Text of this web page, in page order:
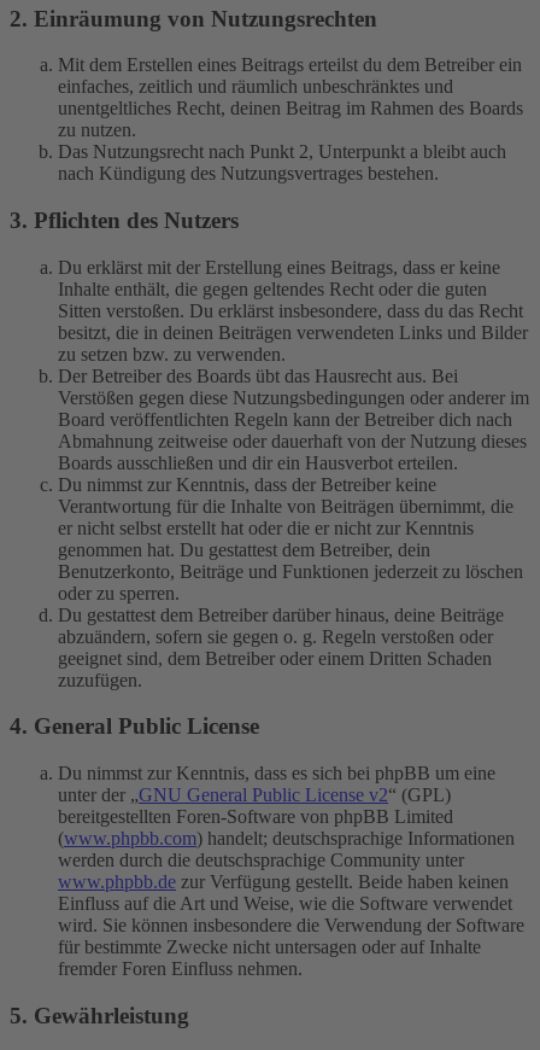
2. Einräumung von Nutzungsrechten
Mit dem Erstellen eines Beitrags erteilst du dem Betreiber ein
einfaches, zeitlich und räumlich unbeschränktes und
unentgeltliches Recht, deinen Beitrag im Rahmen des Boards
zu nutzen.
Das Nutzungsrecht nach Punkt 2, Unterpunkt a bleibt auch
nach Kündigung des Nutzungsvertrages bestehen.
3. Pflichten des Nutzers
Du erklärst mit der Erstellung eines Beitrags, dass er keine
Inhalte enthält, die gegen geltendes Recht oder die guten
Sitten verstoßen. Du erklärst insbesondere, dass du das Recht
besitzt, die in deinen Beiträgen verwendeten Links und Bilder
zu setzen bzw. zu verwenden.
Der Betreiber des Boards übt das Hausrecht aus. Bei
Verstößen gegen diese Nutzungsbedingungen oder anderer im
Board veröffentlichten Regeln kann der Betreiber dich nach
Abmahnung zeitweise oder dauerhaft von der Nutzung dieses
Boards ausschließen und dir ein Hausverbot erteilen.
Du nimmst zur Kenntnis, dass der Betreiber keine
Verantwortung für die Inhalte von Beiträgen übernimmt, die
er nicht selbst erstellt hat oder die er nicht zur Kenntnis
genommen hat. Du gestattest dem Betreiber, dein
Benutzerkonto, Beiträge und Funktionen jederzeit zu löschen
oder zu sperren.
Du gestattest dem Betreiber darüber hinaus, deine Beiträge
abzuändern, sofern sie gegen o. g. Regeln verstoßen oder
geeignet sind, dem Betreiber oder einem Dritten Schaden
zuzufügen.
4. General Public License
Du nimmst zur Kenntnis, dass es sich bei phpBB um eine
unter der „GNU General Public License v2“ (GPL)
bereitgestellten Foren-Software von phpBB Limited
(www.phpbb.com) handelt; deutschsprachige Informationen
werden durch die deutschsprachige Community unter
www.phpbb.de zur Verfügung gestellt. Beide haben keinen
Einfluss auf die Art und Weise, wie die Software verwendet
wird. Sie können insbesondere die Verwendung der Software
für bestimmte Zwecke nicht untersagen oder auf Inhalte
fremder Foren Einfluss nehmen.
5. Gewährleistung